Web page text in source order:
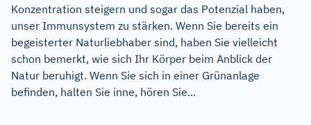
Konzentration steigern und sogar das Potenzial haben,
unser Immunsystem zu stärken. Wenn Sie bereits ein
begeisterter Naturliebhaber sind, haben Sie vielleicht
schon bemerkt, wie sich Ihr Körper beim Anblick der
Natur beruhigt. Wenn Sie sich in einer Grünanlage
befinden, halten Sie inne, hören Sie...